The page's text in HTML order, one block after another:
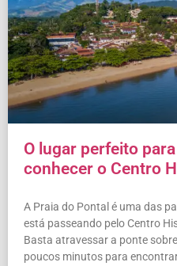
O lugar perfeito
conhecer o Centro
A Praia do Pontal é uma das
está passeando pelo Centro
Basta atravessar a ponte
poucos minutos para